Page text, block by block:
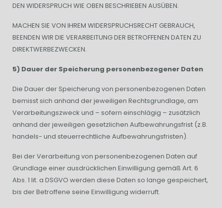
DEN WIDERSPRUCH WIE OBEN BESCHRIEBEN AUSÜBEN.
MACHEN SIE VON IHREM WIDERSPRUCHSRECHT GEBRAUCH,
BEENDEN WIR DIE VERARBEITUNG DER BETROFFENEN DATEN ZU
DIREKTWERBEZWECKEN.
5) Dauer der Speicherung personenbezogener Daten
Die Dauer der Speicherung von personenbezogenen Daten
bemisst sich anhand der jeweiligen Rechtsgrundlage, am
Verarbeitungszweck und – sofern einschlägig – zusätzlich
anhand der jeweiligen gesetzlichen Aufbewahrungsfrist (z.B.
handels- und steuerrechtliche Aufbewahrungsfristen).
Bei der Verarbeitung von personenbezogenen Daten auf
Grundlage einer ausdrücklichen Einwilligung gemäß Art. 6
Abs. 1 lit. a DSGVO werden diese Daten so lange gespeichert,
bis der Betroffene seine Einwilligung widerruft.